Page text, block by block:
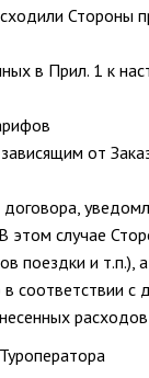
в Прил. 1 к
от
этом случае
поездки и
соответствии